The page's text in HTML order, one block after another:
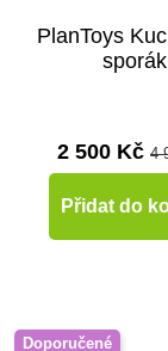
PlanToys
sporák
2 500 Kč 4
Přidat do
Doporučené